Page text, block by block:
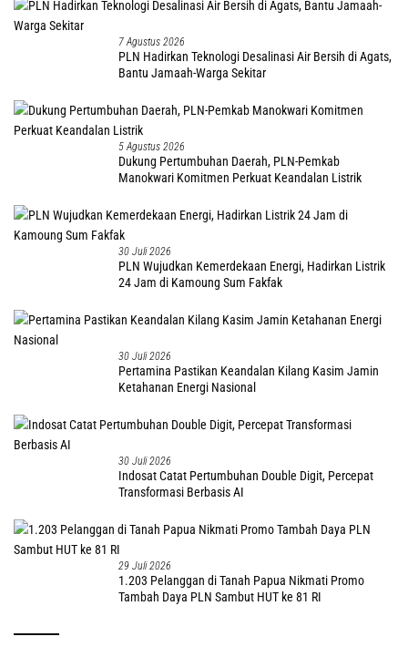
7 Agustus 2026
PLN Hadirkan Teknologi Desalinasi Air Bersih di Agats,
Bantu Jamaah-Warga Sekitar
5 Agustus 2026
Dukung Pertumbuhan Daerah, PLN-Pemkab
Manokwari Komitmen Perkuat Keandalan Listrik
30 Juli 2026
PLN Wujudkan Kemerdekaan Energi, Hadirkan Listrik
24 Jam di Kamoung Sum Fakfak
30 Juli 2026
Pertamina Pastikan Keandalan Kilang Kasim Jamin
Ketahanan Energi Nasional
30 Juli 2026
Indosat Catat Pertumbuhan Double Digit, Percepat
Transformasi Berbasis AI
29 Juli 2026
1.203 Pelanggan di Tanah Papua Nikmati Promo
Tambah Daya PLN Sambut HUT ke 81 RI